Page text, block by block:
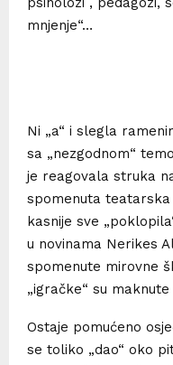
Ni „a“ i slegla
sa „nezgodnom“
je reagovala struka
spomenuta
kasnije sve
u novinama Nerikes
spomenute mirovne
„igračke“ su
Ostaje pomućeno
se toliko „dao“ oko